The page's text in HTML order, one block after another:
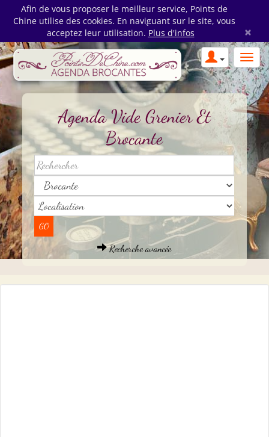
Afin de vous proposer le meilleur service, Points de
Chine utilise des cookies. En naviguant sur le site, vous
acceptez leur utilisation. Plus d'infos ×
Agenda Vide Grenier Et
Brocante
Recherche avancée